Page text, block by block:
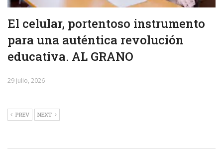
El celular, portentoso instrumento
para una auténtica revolución
educativa. AL GRANO
29 julio, 2026
PREV NEXT